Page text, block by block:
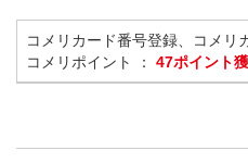
コメリカード番号登録、コメリ
コメリポイント ： 47ポイント